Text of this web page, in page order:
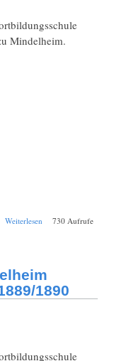
Mindelheim.
Weiterlesen über Schul-
730 Aufrufe
1890